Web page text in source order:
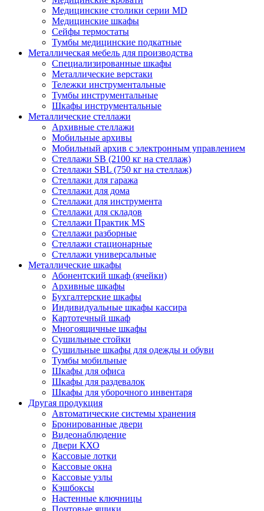
Медицинские столики серии MD
Медицинские шкафы
Сейфы термостаты
Тумбы медицинские подкатные
Металлическая мебель для производства
Cпециализированные шкафы
Металлические верстаки
Тележки инструментальные
Тумбы инструментальные
Шкафы инструментальные
Металлические стеллажи
Архивные стеллажи
Мобильные архивы
Мобильный архив с электронным управлением
Стеллажи SB (2100 кг на стеллаж)
Стеллажи SBL (750 кг на стеллаж)
Стеллажи для гаража
Стеллажи для дома
Стеллажи для инструмента
Стеллажи для складов
Стеллажи Практик MS
Стеллажи разборные
Стеллажи стационарные
Стеллажи универсальные
Металлические шкафы
Абонентский шкаф (ячейки)
Архивные шкафы
Бухгалтерские шкафы
Индивидуальные шкафы кассира
Картотечный шкаф
Многоящичные шкафы
Сушильные стойки
Сушильные шкафы для одежды и обуви
Тумбы мобильные
Шкафы для офиса
Шкафы для раздевалок
Шкафы для уборочного инвентаря
Другая продукция
Автоматические системы хранения
Бронированные двери
Видеонаблюдение
Двери КХО
Кассовые лотки
Кассовые окна
Кассовые узлы
Кэшбоксы
Настенные ключницы
Почтовые ящики